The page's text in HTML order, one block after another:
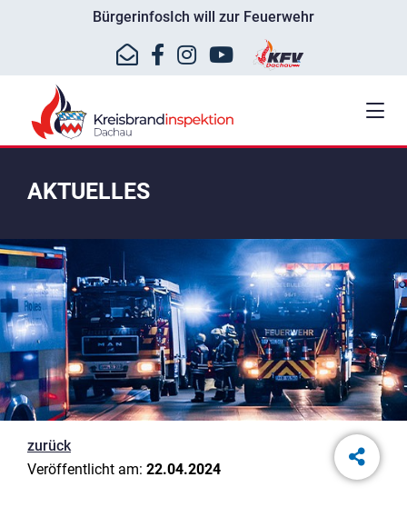
BürgerinfosIch will zur Feuerwehr
AKTUELLES
zurück
Veröffentlicht am: 22.04.2024